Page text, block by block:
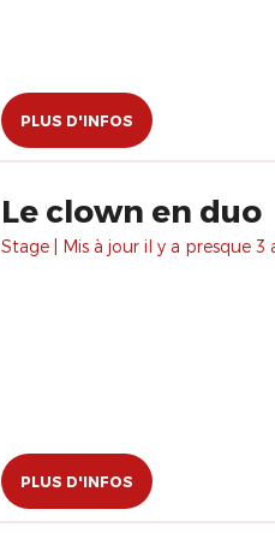
PLUS D'INFOS
Le clown en duo
Stage | Mis à jour il y a presque 3
PLUS D'INFOS